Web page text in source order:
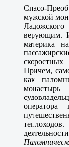
Спасо-
мужской
верующим.
материка
Причем,
как
оператора